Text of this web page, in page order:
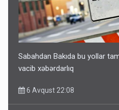
Sabahdan Bakıda bu yollar
vacib xəbərdarlıq
6 Avqust 22:08